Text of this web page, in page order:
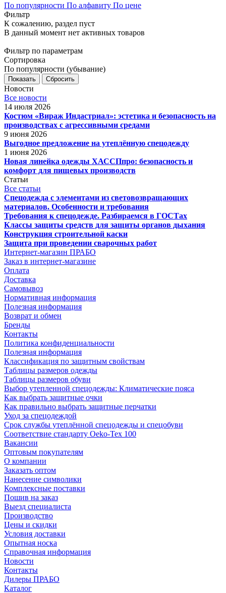
По популярности По алфавиту По цене
Фильтр
К сожалению, раздел пуст
В данный момент нет активных товаров
Фильтр по параметрам
Сортировка
По популярности (убывание)
Сбросить
Новости
Все новости
14 июля 2026
Костюм «Вираж Индастриал»: эстетика и безопасность на
производствах с агрессивными средами
9 июня 2026
Выгодное предложение на утеплённую спецодежду
1 июня 2026
Новая линейка одежды ХАССПпро: безопасность и
комфорт для пищевых производств
Статьи
Все статьи
Спецодежда с элементами из световозвращающих
материалов. Особенности и требования
Требования к спецодежде. Разбираемся в ГОСТах
Классы защиты средств для защиты органов дыхания
Конструкция строительной каски
Защита при проведении сварочных работ
Интернет-магазин ПРАБО
Заказ в интернет-магазине
Оплата
Доставка
Самовывоз
Нормативная информация
Полезная информация
Возврат и обмен
Бренды
Контакты
Политика конфиденциальности
Полезная информация
Классификация по защитным свойствам
Таблицы размеров одежды
Таблицы размеров обуви
Выбор утепленной спецодежды: Климатические пояса
Как выбрать защитные очки
Как правильно выбрать защитные перчатки
Уход за спецодеждой
Срок службы утеплённой спецодежды и спецобуви
Соответствие стандарту Oeko-Tex 100
Вакансии
Оптовым покупателям
О компании
Заказать оптом
Нанесение символики
Комплексные поставки
Пошив на заказ
Выезд специалиста
Производство
Цены и скидки
Условия доставки
Опытная носка
Справочная информация
Новости
Контакты
Дилеры ПРАБО
Каталог